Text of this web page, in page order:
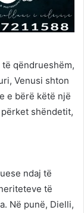
qëndrueshëm,
Venusi shton
e bërë këtë një
shëndetit,
ndaj të
të
Në punë, Dielli,